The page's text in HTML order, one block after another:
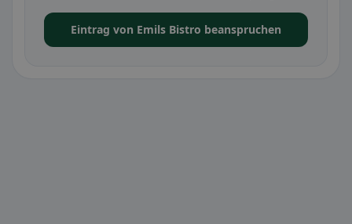
Eintrag von Emils Bistro beanspruchen